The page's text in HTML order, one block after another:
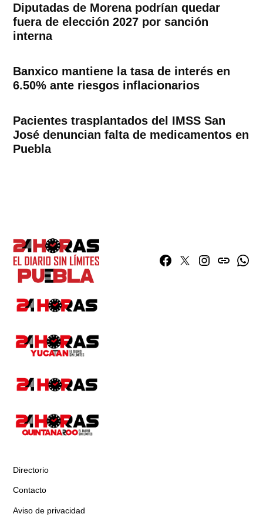
Diputadas de Morena podrían quedar
fuera de elección 2027 por sanción
interna
Banxico mantiene la tasa de interés en
6.50% ante riesgos inflacionarios
Pacientes trasplantados del IMSS San
José denuncian falta de medicamentos en
Puebla
Facebook
TwitterInstagram
issuu
Directorio
Contacto
Aviso de privacidad